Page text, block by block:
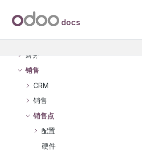
用户文档
Odoo 要点
财务
销售
CRM
销售
销售点
配置
硬件
docs